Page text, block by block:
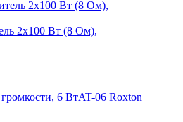
2х100 Вт (8 Ом),
AT-06 Roxton